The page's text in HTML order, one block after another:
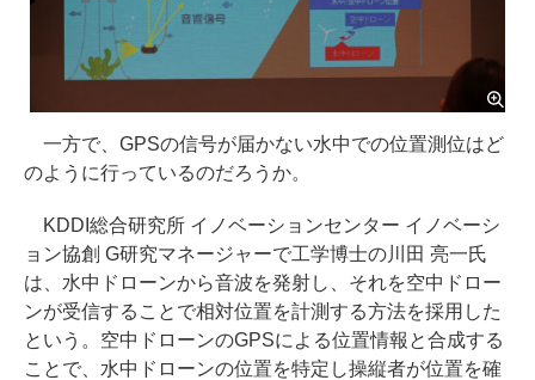
一方で、GPSの信号が届かない水中での位置測位はど
のように行っているのだろうか。
KDDI総合研究所 イノベーションセンター イノベーシ
ョン協創 G研究マネージャーで工学博士の川田 亮一氏
は、水中ドローンから音波を発射し、それを空中ドロー
ンが受信することで相対位置を計測する方法を採用した
という。空中ドローンのGPSによる位置情報と合成する
ことで、水中ドローンの位置を特定し操縦者が位置を確